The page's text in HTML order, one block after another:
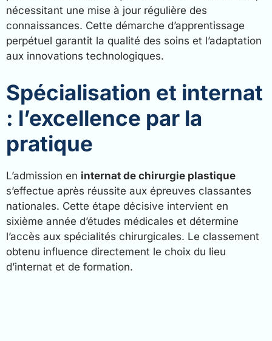
nécessitant une mise à jour régulière des
connaissances. Cette démarche d’apprentissage
perpétuel garantit la qualité des soins et l’adaptation
aux innovations technologiques.
Spécialisation et internat
: l’excellence par la
pratique
L’admission en internat de chirurgie plastique
s’effectue après réussite aux épreuves classantes
nationales. Cette étape décisive intervient en
sixième année d’études médicales et détermine
l’accès aux spécialités chirurgicales. Le classement
obtenu influence directement le choix du lieu
d’internat et de formation.